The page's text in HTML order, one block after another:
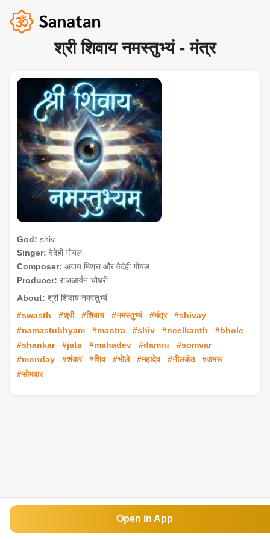
श्री शिवाय नमस्तुभ्यं - मंत्र
God: shiv
Singer: वैदेही गोयल
Composer: अजय मिश्रा और वैदेही गोयल
Producer: राजआर्यन चौधरी
About: श्री शिवाय नमस्तुभ्यं
#swasth
#श्री #शिवाय #नमस्तुभ्यं #मंत्र
#shivay
#namastubhyam
#mantra #shiv #neelkanth
#bhole
#shankar
#jata #mahadev #damru
#somvar
#monday
#शंकर #शिव #भोले #महादेव #नीलकंठ
#डमरू
#सोमवार
Open in App